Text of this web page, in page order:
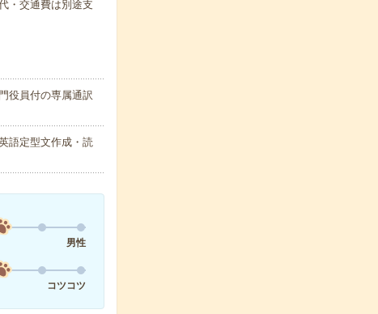
・交通費は別途支
役員付の専属通訳
語定型文作成・読
男性
コツコツ